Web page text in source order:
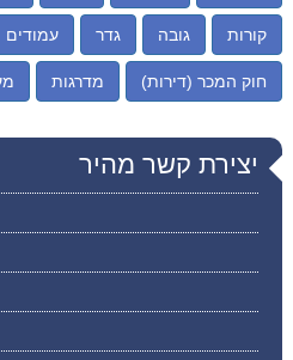
קורות גובה גדר עמודים
חוק המכר (דירות) מדרגות
יצירת קשר מהיר